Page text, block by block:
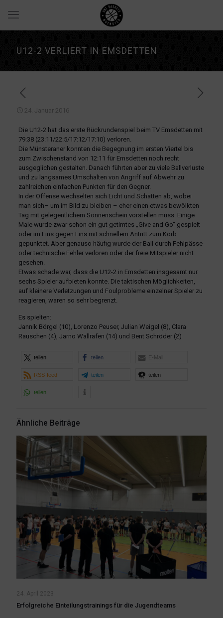
U12-2 VERLIERT IN EMSDETTEN
24. Januar 2016
Die U12-2 hat das erste Rückrundenspiel beim TV Emsdetten mit
79:38 (23:11/22:5/17:12/17:10) verloren.
Die Münsteraner konnten die Begegnung im ersten Viertel bis
zum Zwischenstand von 12:11 für Emsdetten noch recht
ausgeglichen gestalten. Danach führten aber zu viele Ballverluste
und zu langsames Umschalten von Angriff auf Abwehr zu
zahlreichen einfachen Punkten für den Gegner.
In der Offense wechselten sich Licht und Schatten ab, wobei
man sich– um im Bild zu bleiben – eher einen etwas bewölkten
Tag mit gelegentlichem Sonnenschein vorstellen muss. Einige
Male wurde zwar schon ein gut getimtes „Give and Go“ gespielt
oder im Eins gegen Eins mit schnellem Antritt zum Korb
gepunktet. Aber genauso häufig wurde der Ball durch Fehlpässe
oder technische Fehler verloren oder der freie Mitspieler nicht
gesehen.
Etwas schade war, dass die U12-2 in Emsdetten insgesamt nur
sechs Spieler aufbieten konnte. Die taktischen Möglichkeiten,
auf kleinere Verletzungen und Foulprobleme einzelner Spieler zu
reagieren, waren so sehr begrenzt.
Es spielten:
Jannik Börgel (10), Lorenzo Peuser, Julian Weigel (8), Clara
Rauschen (4), Jarno Wallrafen (14) und Bent Schröder (2)
teilen teilen E-Mail
RSS-feed teilen teilen
teilen
Ähnliche Beiträge
24. April 2023
Erfolgreiche Einteilungstrainings für die Jugendteams